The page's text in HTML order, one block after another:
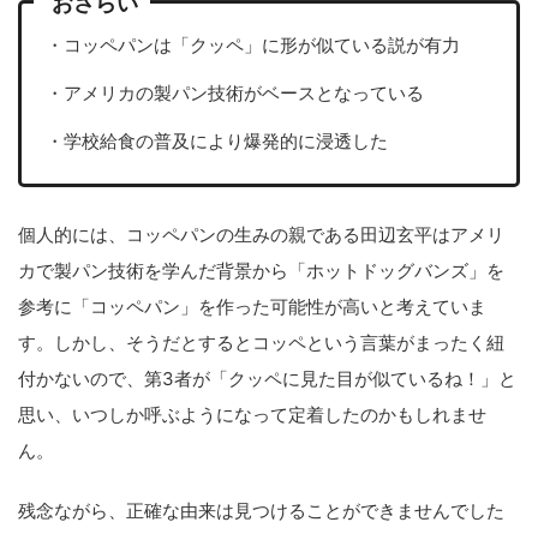
・コッペパンは「クッペ」に形が似ている説が有力
・アメリカの製パン技術がベースとなっている
・学校給食の普及により爆発的に浸透した
個人的には、コッペパンの生みの親である田辺玄平はアメリ
カで製パン技術を学んだ背景から「ホットドッグバンズ」を
参考に「コッペパン」を作った可能性が高いと考えていま
す。しかし、そうだとするとコッペという言葉がまったく紐
付かないので、第3者が「クッペに見た目が似ているね！」と
思い、いつしか呼ぶようになって定着したのかもしれませ
ん。
残念ながら、正確な由来は見つけることができませんでした